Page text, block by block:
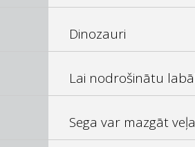
Dinozauri
Lai nodrošinātu
Sega var mazgāt